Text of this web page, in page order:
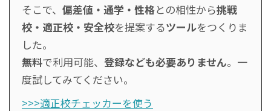
そこで、 偏差値・通学・性格との相性から挑戦
校・適正校・安全校を提案するツールをつくりま
した。
無料で利用可能、 登録なども必要ありません。一
度試してみてください。
>>>適正校チェッカーを使う